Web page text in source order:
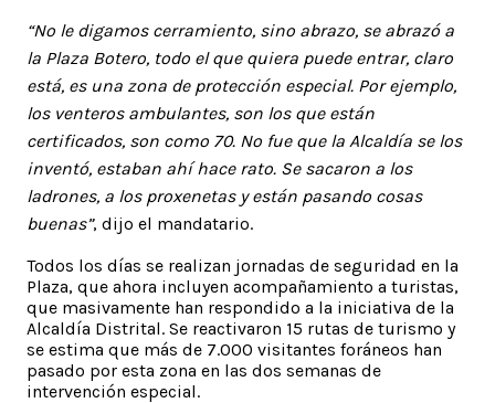
“No le digamos cerramiento, sino abrazo, se abrazó a
la Plaza Botero, todo el que quiera puede entrar, claro
está, es una zona de protección especial. Por ejemplo,
los venteros ambulantes, son los que están
certificados, son como 70. No fue que la Alcaldía se los
inventó, estaban ahí hace rato. Se sacaron a los
ladrones, a los proxenetas y están pasando cosas
buenas”, dijo el mandatario.
Todos los días se realizan jornadas de seguridad en la
Plaza, que ahora incluyen acompañamiento a turistas,
que masivamente han respondido a la iniciativa de la
Alcaldía Distrital. Se reactivaron 15 rutas de turismo y
se estima que más de 7.000 visitantes foráneos han
pasado por esta zona en las dos semanas de
intervención especial.